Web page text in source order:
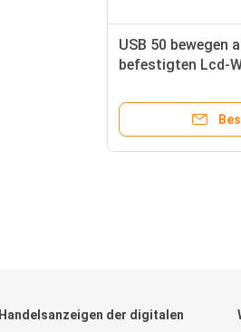
USB 50 bewegen
befestigten Lcd-
Schritt fort
Handelsanzeigen der digitalen